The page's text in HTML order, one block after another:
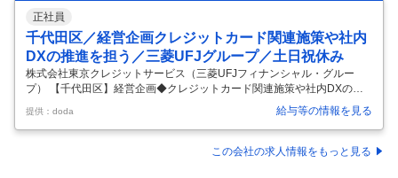
正社員
千代田区／経営企画クレジットカード関連施策や社内
DXの推進を担う／三菱UFJグループ／土日祝休み
株式会社東京クレジットサービス（三菱UFJフィナンシャル・グルー
プ） 【千代田区】経営企画◆クレジットカード関連施策や社内DXの推
進を担う／三菱UFJグループ／土日祝休み 【仕事内容】 【千代田区】経
営企画◆クレジットカード関連施策や社内DXの推進を担う／三菱UFJグ
ループ／土日祝休み 【具体的な仕事内容】 ～主にクレジットカード関連
施策や社内DXの推進を担う／三菱UFJグループの安定経営基盤／転勤ナ
提供：doda 給与等の情報を見る
この会社の求人情報をもっと見る